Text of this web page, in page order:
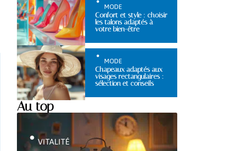
MODE
Confort et style : choisir
les talons adaptés à
votre bien-être
MODE
Chapeaux adaptés aux
visages rectangulaires :
sélection et conseils
Au top
VITALITÉ